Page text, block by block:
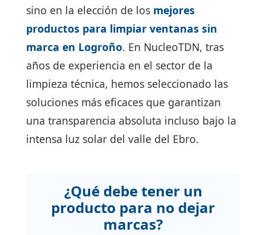
sino en la elección de los mejores
productos para limpiar ventanas sin
marca en Logroño. En NucleoTDN, tras
años de experiencia en el sector de la
limpieza técnica, hemos seleccionado las
soluciones más eficaces que garantizan
una transparencia absoluta incluso bajo la
intensa luz solar del valle del Ebro.
¿Qué debe tener un
producto para no dejar
marcas?